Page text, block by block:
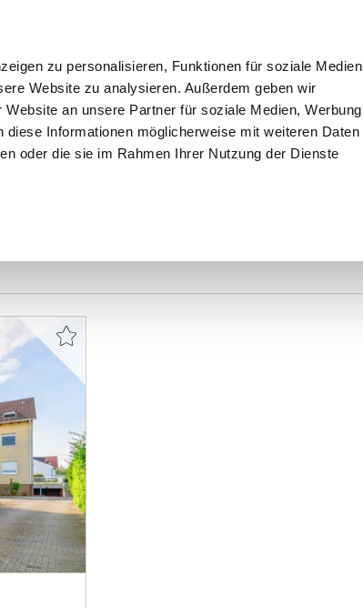
zu personalisieren, Funktionen für soziale Medien
Website zu analysieren. Außerdem geben wir
an unsere Partner für soziale Medien, Werbung
diese Informationen möglicherweise mit weiteren Daten
oder die sie im Rahmen Ihrer Nutzung der Dienste
EIGENTÜMER INTERESSENTEN